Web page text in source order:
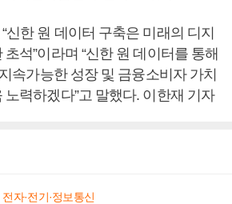
신한 원 데이터 구축은 미래의 디지
석”이라며 “신한 원 데이터를 통해
속가능한 성장 및 금융소비자 가치
력하겠다”고 말했다. 이한재 기자
전자·전기·정보통신